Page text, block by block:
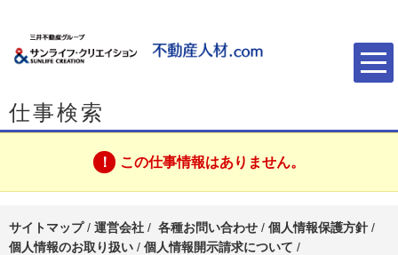
仕事検索
この仕事情報はありません。
サイトマップ/ 運営会社 / 各種お問い合わせ / 個人情報保護方針 /
個人情報のお取り扱い / 個人情報開示請求について /